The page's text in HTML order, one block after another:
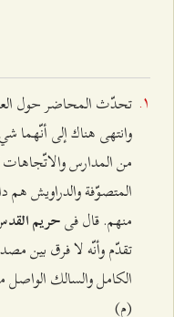
تحدّث المحاضر حول
وانتهى هناك إلى أنّهما
من المدارس والاتّجاهات
المتصوّفة والدراويش هم
منهم. قال فیحريم
تقدّم وأنّه لا فرق بين
الكامل والسالك الواصل
(م)